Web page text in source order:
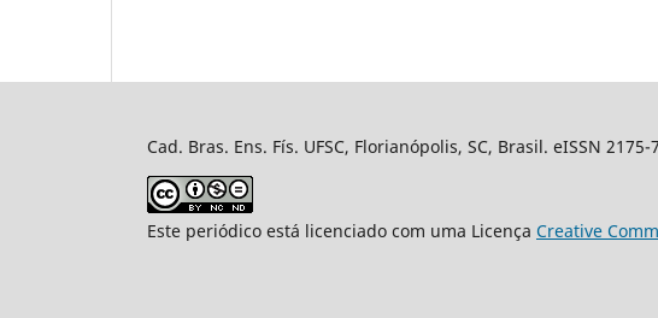
Cad. Bras. Ens. Fís. UFSC, Florianópolis, SC, Brasil. eISSN 2175-
Este periódico está licenciado com uma Licença Creative